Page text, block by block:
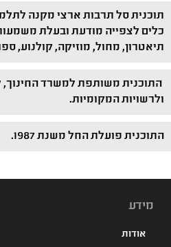
תוכנית סל תרבות ארצי מקנה
כלים לצפייה מודעת ובעלת
תיאטרון, מחול, מוזיקה, קולנוע,
התוכנית משותפת למשרד
ולרשויות המקומיות.
התוכנית פועלת החל משנת 1987.
מידע
אודות